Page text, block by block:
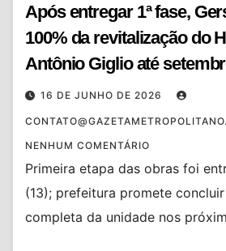
Após entregar 1ª fase,
100% da revitalização do
Antônio Giglio até
16 DE JUNHO DE 2026
NENHUM COMENTÁRIO
Primeira etapa das obras foi
(13); prefeitura promete
completa da unidade nos